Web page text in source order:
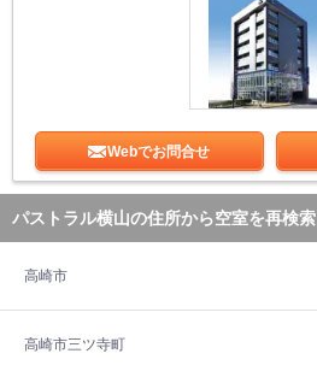
Webでお問合せ
パストラル横山の住所から空室を再検索
高崎市
高崎市三ツ寺町